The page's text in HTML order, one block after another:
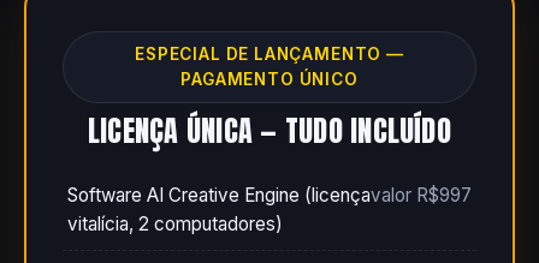
ESPECIAL DE LANÇAMENTO —
PAGAMENTO ÚNICO
LICENÇA ÚNICA — TUDO INCLUÍDO
Software AI Creative Engine (licença
vitalícia, 2 computadores)
valor R$997